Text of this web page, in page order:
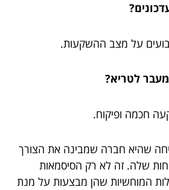
על מצב ההשקעות.
חכמה ופיקוח.
שהיא חברה שמבינה את הצורך
שלה. זה לא רק הסיסמאות
המוחשיות שהן מבצעות על מנת